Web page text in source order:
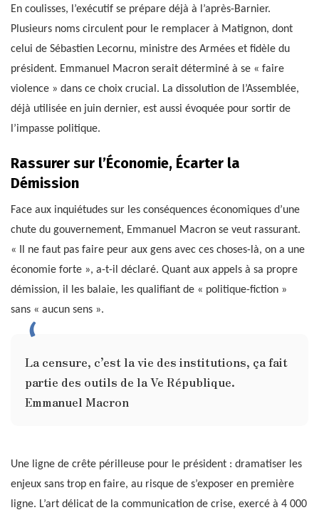
En coulisses, l’exécutif se prépare déjà à l’après-Barnier.
Plusieurs noms circulent pour le remplacer à Matignon, dont
celui de Sébastien Lecornu, ministre des Armées et fidèle du
président. Emmanuel Macron serait déterminé à se « faire
violence » dans ce choix crucial. La dissolution de l’Assemblée,
déjà utilisée en juin dernier, est aussi évoquée pour sortir de
l’impasse politique.
Rassurer sur l’Économie, Écarter la
Démission
Face aux inquiétudes sur les conséquences économiques d’une
chute du gouvernement, Emmanuel Macron se veut rassurant.
« Il ne faut pas faire peur aux gens avec ces choses-là, on a une
économie forte », a-t-il déclaré. Quant aux appels à sa propre
démission, il les balaie, les qualifiant de « politique-fiction »
sans « aucun sens ».
La censure, c’est la vie des institutions, ça fait
partie des outils de la Ve République.
Emmanuel Macron
Une ligne de crête périlleuse pour le président : dramatiser les
enjeux sans trop en faire, au risque de s’exposer en première
ligne. L’art délicat de la communication de crise, exercé à 4 000